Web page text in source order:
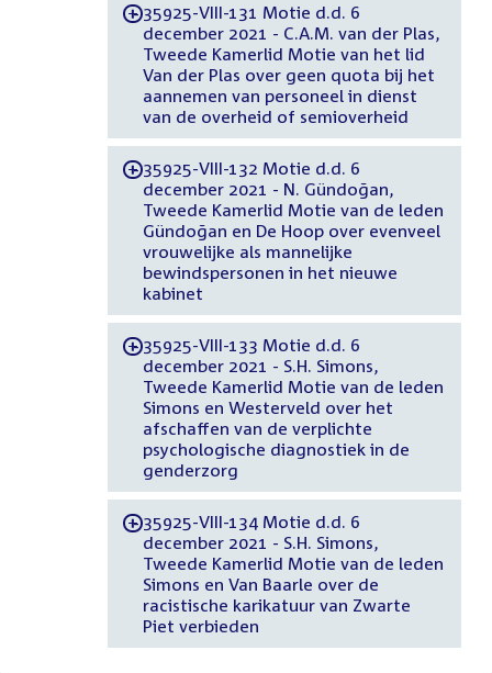
-35925-VIII-131 Motie d.d. 6
december 2021 - C.A.M. van der Plas,
Tweede Kamerlid Motie van het lid
Van der Plas over geen quota bij het
aannemen van personeel in dienst
van de overheid of semioverheid
-35925-VIII-132 Motie d.d. 6
december 2021 - N. Gündoğan,
Tweede Kamerlid Motie van de leden
Gündoğan en De Hoop over evenveel
vrouwelijke als mannelijke
bewindspersonen in het nieuwe
kabinet
-35925-VIII-133 Motie d.d. 6
december 2021 - S.H. Simons,
Tweede Kamerlid Motie van de leden
Simons en Westerveld over het
afschaffen van de verplichte
psychologische diagnostiek in de
genderzorg
-35925-VIII-134 Motie d.d. 6
december 2021 - S.H. Simons,
Tweede Kamerlid Motie van de leden
Simons en Van Baarle over de
racistische karikatuur van Zwarte
Piet verbieden